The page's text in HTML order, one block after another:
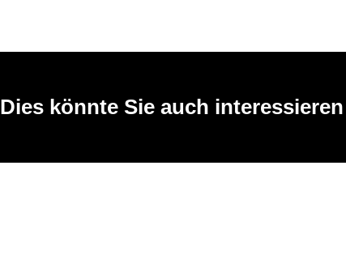
Dies könnte Sie auch interessieren